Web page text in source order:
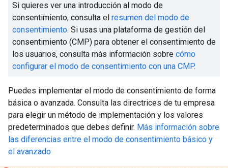
Si quieres ver una introducción al modo de
consentimiento, consulta el resumen del modo de
consentimiento. Si usas una plataforma de gestión del
consentimiento (CMP) para obtener el consentimiento de
los usuarios, consulta más información sobre cómo
configurar el modo de consentimiento con una CMP.
Puedes implementar el modo de consentimiento de forma
básica o avanzada. Consulta las directrices de tu empresa
para elegir un método de implementación y los valores
predeterminados que debes definir. Más información sobre
las diferencias entre el modo de consentimiento básico y
el avanzado